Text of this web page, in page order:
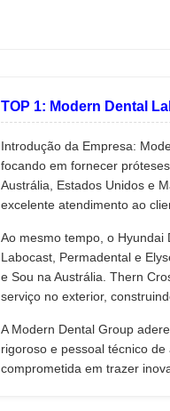
TOP 1: Modern Dental
Introdução da Empresa:
focando em fornecer
Austrália, Estados Unidos e
excelente atendimento ao
Ao mesmo tempo, o
Labocast, Permadental e
e Sou na Austrália. Thern
serviço no exterior,
A Modern Dental Group
rigoroso e pessoal técnico
comprometida em trazer